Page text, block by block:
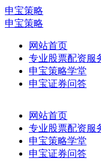
申宝策略
申宝策略
网站首页
专业股票配资服
申宝策略学堂
申宝证券问答
网站首页
专业股票配资服
申宝策略学堂
申宝证券问答